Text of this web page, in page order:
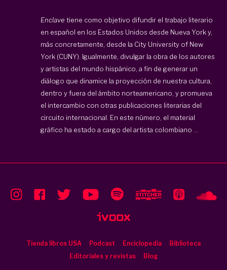
Enclave tiene como objetivo difundir el trabajo literario
en español en los Estados Unidos desde Nueva York y,
más concretamente, desde la City University of New
York (CUNY). Igualmente, divulgar la obra de los autores
y artistas del mundo hispánico, a fin de generar un
diálogo que dinamice la proyección de nuestra cultura,
dentro y fuera del ámbito norteamericano, y promueva
el intercambio con otras publicaciones literarias del
circuito internacional. En este número, el material
gráfico ha estado a cargo del artista colombiano ...
Tienda libros USA Podcast Enciclopedia
Biblioteca
Editoriales y revistas
Blog